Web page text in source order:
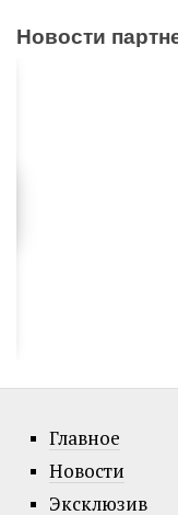
Новости
Главное
Новости
Эксклюзив